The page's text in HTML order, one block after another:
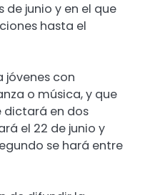
junio y en el que
hasta el
jóvenes con
o música, y que
dictará en dos
el 22 de junio y
se hará entre